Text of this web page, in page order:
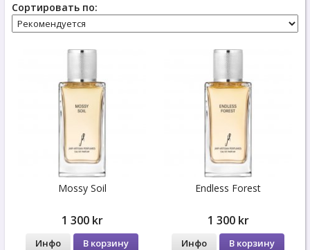
Сортировать по:
Mossy Soil
1 300 kr
Инфо В корзину
Endless Forest
1 300 kr
Инфо В корзину